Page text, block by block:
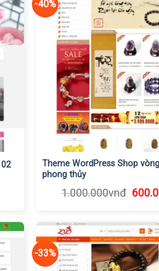
-40%
Theme WordPress Shop
phong thủy
1.000.000vnđ Giá
-33%